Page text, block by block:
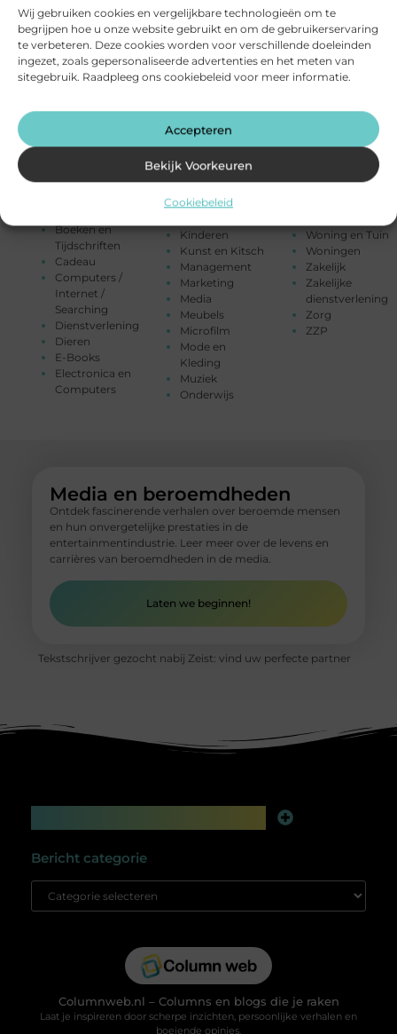
Wij gebruiken cookies en vergelijkbare technologieën om te
begrijpen hoe u onze website gebruikt en om de gebruikerservaring
te verbeteren. Deze cookies worden voor verschillende doeleinden
ingezet, zoals gepersonaliseerde advertenties en het meten van
sitegebruik. Raadpleeg ons cookiebeleid voor meer informatie.
Accepteren
Bekijk Voorkeuren
Cookiebeleid
Attracties
Beauty en
Bedrijven
Boeken en
Tijdschriften
Cadeau
Computers /
Internet /
Searching
Dienstverlening
Dieren
E-Books
Electronica en
Computers
Financieel
Fotografie
Geschenken
Gezondheid
Groothandel
Huishoudelijk
Industrie
Internet
Internet
Kinderen
Kunst en Kitsch
Management
Marketing
Media
Meubels
Microfilm
Mode en
Kleding
Muziek
Onderwijs
Relatie
Sport
Startpaginas
Telefonie
Testing
Vervoer en
Woning en Tuin
Woningen
Zakelijk
Zakelijke
dienstverlening
Zorg
ZZP
Media en beroemdheden
Ontdek fascinerende verhalen over beroemde mensen
en hun onvergetelijke prestaties in de
entertainmentindustrie. Leer meer over de levens en
carrières van beroemdheden in de media.
Laten we beginnen!
Tekstschrijver gezocht nabij Zeist: vind uw perfecte partner
Bericht categorie
Columnweb.nl – Columns en blogs die je raken
Laat je inspireren door scherpe inzichten, persoonlijke verhalen en
boeiende opinies.